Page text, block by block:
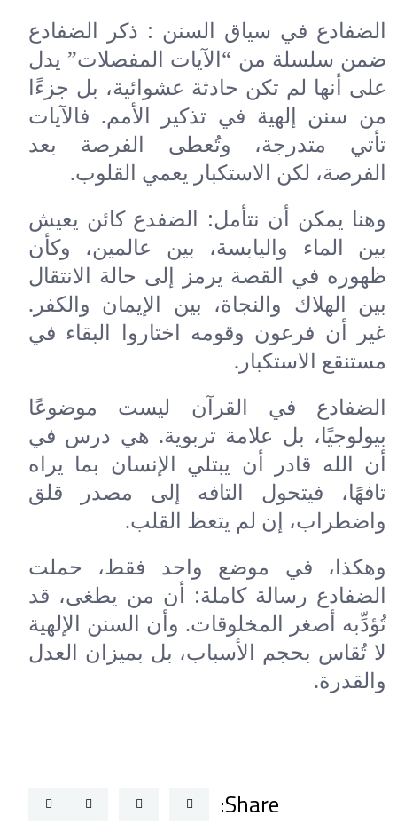
الضفادع في سياق السنن : ذكر الضفادع
ضمن سلسلة من “الآيات المفصلات” يدل
على أنها لم تكن حادثة عشوائية، بل جزءًا
من سنن إلهية في تذكير الأمم. فالآيات
تأتي متدرجة، وتُعطى الفرصة بعد
الفرصة، لكن الاستكبار يعمي القلوب.
وهنا يمكن أن نتأمل: الضفدع كائن يعيش
بين الماء واليابسة، بين عالمين، وكأن
ظهوره في القصة يرمز إلى حالة الانتقال
بين الهلاك والنجاة، بين الإيمان والكفر.
غير أن فرعون وقومه اختاروا البقاء في
مستنقع الاستكبار.
الضفادع في القرآن ليست موضوعًا
بيولوجيًا، بل علامة تربوية. هي درس في
أن الله قادر أن يبتلي الإنسان بما يراه
تافهًا، فيتحول التافه إلى مصدر قلق
واضطراب، إن لم يتعظ القلب.
وهكذا، في موضع واحد فقط، حملت
الضفادع رسالة كاملة: أن من يطغى، قد
تُؤدِّبه أصغر المخلوقات. وأن السنن الإلهية
لا تُقاس بحجم الأسباب، بل بميزان العدل
والقدرة.
Share: